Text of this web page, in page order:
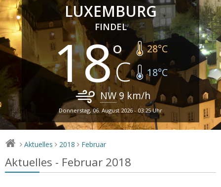
LUXEMBURG
FINDEL
18 28°C
18°C
NW9 km/h
Donnerstag, 06. August 2026 - 03:25 Uhr
> Aktuelles > 2018 > Februar
Aktuelles - Februar 2018